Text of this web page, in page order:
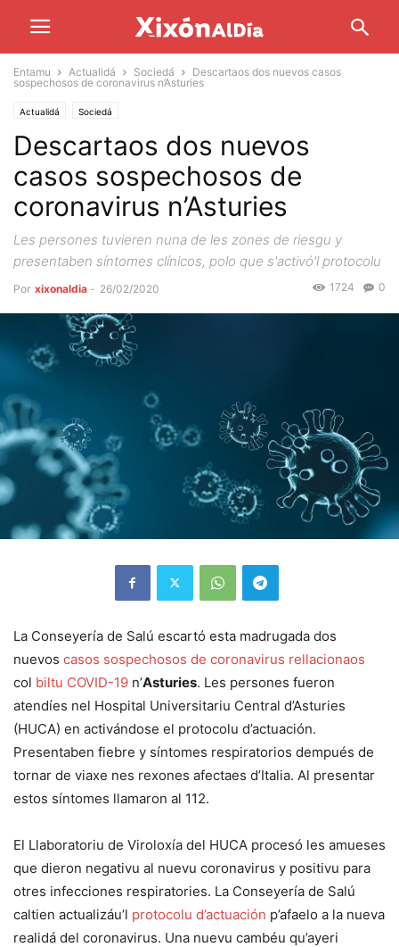
Entamu Actualidá Sociedá
Descartaos dos nuevos casos
sospechosos de coronavirus n’Asturies
Actualidá Sociedá
Descartaos dos nuevos
casos sospechosos de
coronavirus n’Asturies
Les persones tuvieren nuna de les zones de riesgu y
presentaben síntomes clínicos, polo que s'activó'l protocolu
Por xixonaldia - 26/02/2020 0
1724
La Conseyería de Salú escartó esta madrugada dos
nuevos casos sospechosos de coronavirus rellacionaos
col biltu COVID-19 n’Asturies. Les persones fueron
atendíes nel Hospital Universitariu Central d’Asturies
(HUCA) en activándose el protocolu d’actuación.
Presentaben fiebre y síntomes respiratorios dempués de
tornar de viaxe nes rexones afectaes d’Italia. Al presentar
estos síntomes llamaron al 112.
El Llaboratoriu de Viroloxía del HUCA procesó les amueses
que dieron negativu al nuevu coronavirus y positivu para
otres infecciones respiratories. La Conseyería de Salú
caltien actualizáu’l protocolu d’actuación p’afaelo a la nueva
realidá del coronavirus. Una nuevu cambéu qu’ayeri